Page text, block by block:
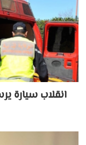
انقلاب سيارة